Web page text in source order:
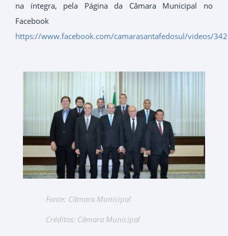
na íntegra, pela Página da Câmara Municipal no
Facebook
https://www.facebook.com/camarasantafedosul/videos/
Fonte: Câmara Municipal
Créditos: Câmara Municipal